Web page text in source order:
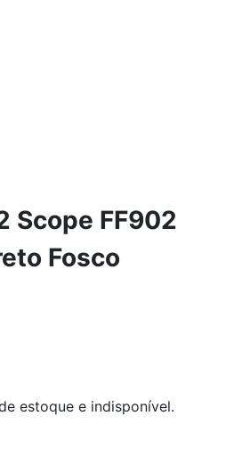
Scope FF902
Fosco
estoque e indisponível.